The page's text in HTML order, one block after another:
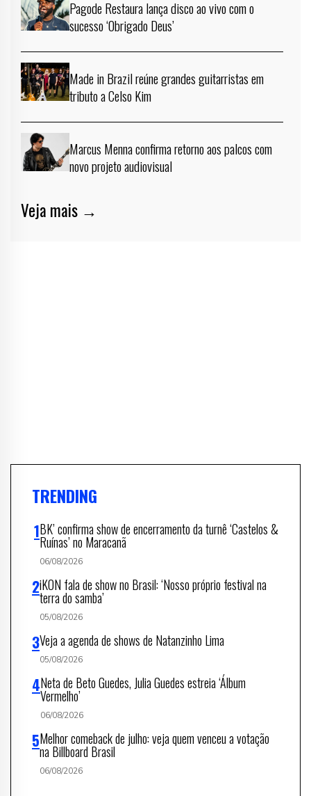
Pagode Restaura lança disco ao vivo com o
sucesso ‘Obrigado Deus’
Made in Brazil reúne grandes guitarristas em
tributo a Celso Kim
Marcus Menna confirma retorno aos palcos com
novo projeto audiovisual
Veja mais →
TRENDING
BK’ confirma show de encerramento da turnê ‘Castelos &
Ruínas’ no Maracanã
06/08/2026
iKON fala de show no Brasil: ‘Nosso próprio festival na
terra do samba’
05/08/2026
Veja a agenda de shows de Natanzinho Lima
05/08/2026
Neta de Beto Guedes, Julia Guedes estreia ‘Álbum
Vermelho’
06/08/2026
Melhor comeback de julho: veja quem venceu a votação
na Billboard Brasil
06/08/2026